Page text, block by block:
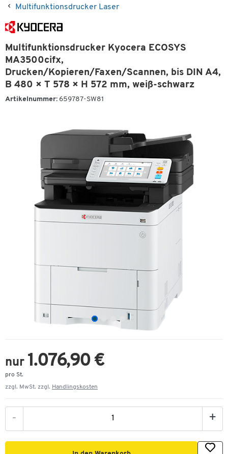
Multifunktionsdrucker Laser
Multifunktionsdrucker Kyocera ECOSYS
MA3500cifx,
Drucken/Kopieren/Faxen/Scannen, bis DIN A4,
B 480 × T 578 × H 572 mm, weiß-schwarz
Artikelnummer: 659787-SW81
nur 1.076,90 €
pro St.
zzgl. MwSt. zzgl. Handlingskosten
- +